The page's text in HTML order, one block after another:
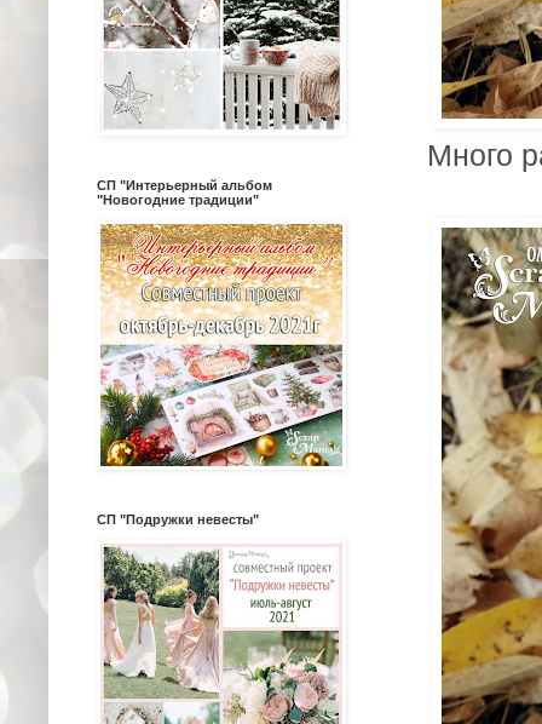
Много
СП "Интерьерный альбом
"Новогодние традиции"
СП "Подружки невесты"